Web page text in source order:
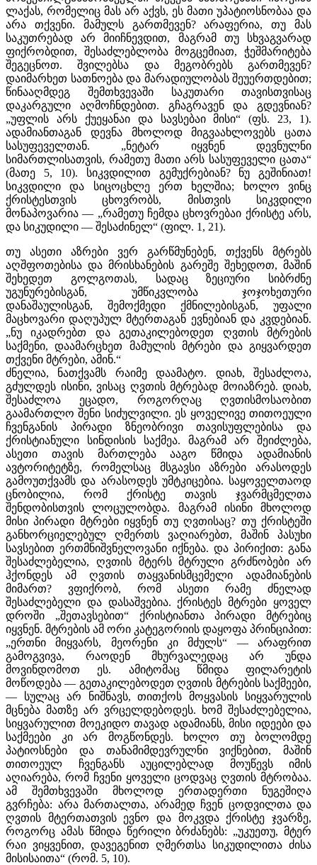
ლაქას, რომელიც მას არ აქვს, ეს მათი უპატიოსნობაა და
არა თქვენი. მამულს გართმევენ? არაფერია, თუ მას
საკუთრებად არ მიიჩნევდით, მაგრამ თუ სხვაგვარად
ფიქრობდით, შესაძლებლობა მოგცემიათ, ჭეშმარიტება
შეგეცნოთ. შვილებსა და მეგობრებს გართმევენ?
დაიმარხეთ სათნოება და მარადიულობას შეუერთდებით;
წინააღმდეგ შემთხვევაში საკუთარი თავისთვისაც
დაკარგული აღმოჩნდებით. გჩაგრავენ და გდევნიან?
„უფლის არს ქუეყანაი და სავსებაი მისი“ (ფს. 23, 1).
ადამიანთაგან დევნა მხოლოდ მიგვაახლოვებს ცათა
სასუფეველთან. „ნეტარ იყვნენ დევნულნი
სიმართლისათვის, რამეთუ მათი არს სასუფეველი ცათა“
(მათე 5, 10). სიკვდილით გემუქრებიან? ნუ გეშინიათ!
სიკვდილი და სიცოცხლე ერთ ხელშია; ხოლო ვინც
ქრისტესთვის ცხოვრობს, მისთვის სიკვდილი
მონაპოვარია — „რამეთუ ჩემდა ცხოვრებაი ქრისტე არს,
და სიკუდილი — შესაძინელ“ (ფილ. 1, 21).
თუ ასეთი აზრები ვერ გარწმუნებენ, თქვენს მტრებს
აღშფოთებისა და მრისხანების გარეშე შეხედოთ, მაშინ
შეხედეთ გოლგოთას, სადაც ზეციური სიბრძნე
უგუნურებისგან, უმწიკვლობა ჯოჯოხეთური
დანაშაულისგან, შემოქმედი ქმნილებისგან, უფალი
მაცხოვარი დაღუპულ მტერთაგან ევნებიან და კვდებიან.
„ნუ იკადრებთ და გეთაკილებოდეთ ღვთის მტრების
საქმენი, დაამარცხეთ მამულის მტრები და გიყვარდეთ
თქვენი მტრები, ამინ.“
ძნელია, ნათქვამს რაიმე დაამატო. დიახ, შესაძლოა,
გძულდეს ისინი, ვისაც ღვთის მტრებად მოიაზრებ. დიახ,
შესაძლოა ეცადო, როგორღაც ღვთისმოსაობით
გაამართლო შენი სიძულვილი. ეს ყოველივე თითოეული
ჩვენგანის პირადი ზნეობრივი თავისუფლებისა და
ქრისტიანული სინდისის საქმეა. მაგრამ არ შეიძლება,
ასეთი თავის მართლება ააგო წმიდა ადამიანის
ავტორიტეტზე, რომელსაც მსგავსი აზრები არასოდეს
გამოუთქვამს და არასოდეს უმტკიცებია. საყოველთაოდ
ცნობილია, რომ ქრისტე თავის ჯვარმცმელთა
შენდობისთვის ლოცულობდა. მაგრამ ისინი მხოლოდ
მისი პირადი მტრები იყვნენ თუ ღვთისაც? თუ ქრისტეში
განხორციელებულ ღმერთს ვაღიარებთ, მაშინ პასუხი
სავსებით ერთმნიშვნელოვანი იქნება. და პირიქით: განა
შესაძლებელია, ღვთის მტერს მტრული გრძნობები არ
ჰქონდეს ამ ღვთის თაყვანისმცემელი ადამიანების
მიმართ? ვფიქრობ, რომ ასეთი რამე ძნელად
შესაძლებელი და დასაშვებია. ქრისტეს მტრები ყოველ
დროში „შეთავსებით“ ქრისტიანთა პირადი მტრებიც
იყვნენ. მტრების ამ ორი კატეგორიის დაყოფა პრინციპით:
„ერთნი მიყვარს, მეორენი კი მძულს“ — არაფრით
გამოგვივა, რაოდენ მხურვალედაც არ უნდა
მოვინდომოთ ეს. ამიტომაც წმიდა ფილარეტის
მოწოდება — გეთაკილებოდეთ ღვთის მტრების საქმეები,
— სულაც არ ნიშნავს, თითქოს მოყვასის სიყვარულის
მცნება მათზე არ ვრცელდებოდეს. ხომ შესაძლებელია,
სიყვარულით მოეკიდო თავად ადამიანს, მისი იდეები და
საქმეები კი არ მოგწონდეს. ხოლო თუ ბოლომდე
პატიოსნები და თანამიმდევრულნი ვიქნებით, მაშინ
თითოეულ ჩვენგანს აუცილებლად მოუწევს იმის
აღიარება, რომ ჩვენი ყოველი ცოდვაც ღვთის მტრობაა.
ამ შემთხვევაში მხოლოდ ერთადერთი ნუგეშიღა
გვრჩება: არა მართალთა, არამედ ჩვენ ცოდვილთა და
ღვთის მტერთათვის ევნო და მოკვდა ქრისტე ჯვარზე,
როგორც ამას წმიდა წერილი ბრძანებს: „უკუეთუ, მტერ
რაი ვიყვენით, დავეგენით ღმერთსა სიკუდილითა ძისა
მისისაითა“ (რომ. 5, 10).